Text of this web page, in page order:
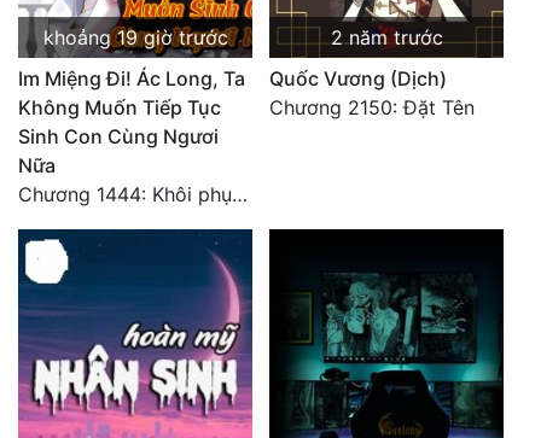
khoảng 19 giờ trước
Im Miệng Đi! Ác Long, Ta
Không Muốn Tiếp Tục
Sinh Con Cùng Ngươi
Nữa
Chương 1444: Khôi phục quỹ đạo
2 năm trước
Quốc Vương (Dịch)
Chương 2150: Đặt Tên